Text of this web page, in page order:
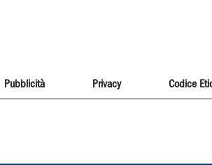
Pubblicità Privacy Codice